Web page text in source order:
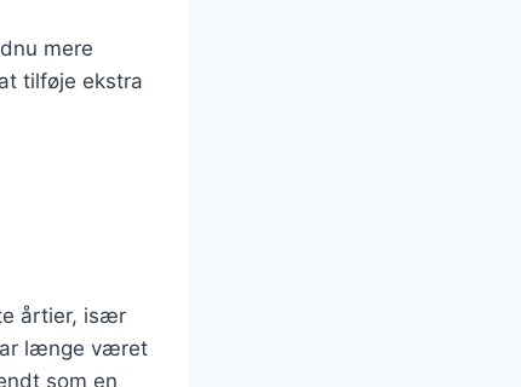
mere
tilføje ekstra
årtier, især
længe været
som en